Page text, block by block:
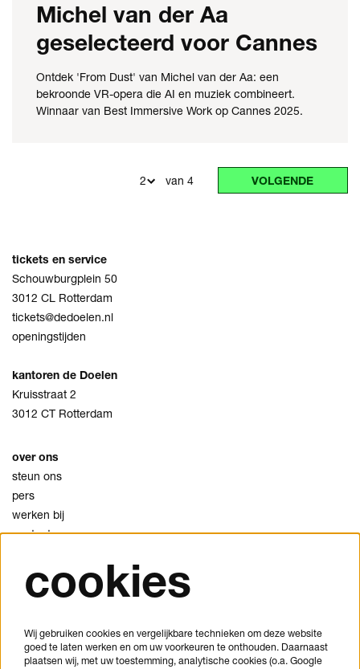
Michel van der Aa
geselecteerd voor Cannes
Ontdek 'From Dust' van Michel van der Aa: een
bekroonde VR-opera die AI en muziek combineert.
Winnaar van Best Immersive Work op Cannes 2025.
van 4 VOLGENDE
tickets en service
Schouwburgplein 50
3012 CL Rotterdam
tickets@dedoelen.nl
openingstijden
kantoren de Doelen
Kruisstraat 2
3012 CT Rotterdam
over ons
steun ons
pers
werken bij
contact
privacy
cookies
je bezoek plannen
cookies
Wij gebruiken cookies en vergelijkbare technieken om deze website
goed te laten werken en om uw voorkeuren te onthouden. Daarnaast
plaatsen wij, met uw toestemming, analytische cookies (o.a. Google